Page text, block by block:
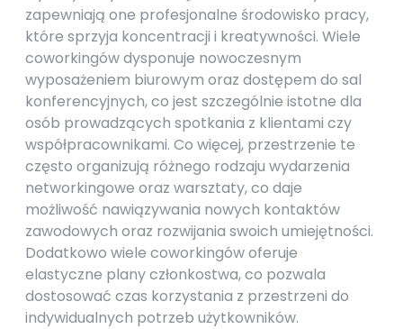
zapewniają one profesjonalne środowisko pracy,
które sprzyja koncentracji i kreatywności. Wiele
coworkingów dysponuje nowoczesnym
wyposażeniem biurowym oraz dostępem do sal
konferencyjnych, co jest szczególnie istotne dla
osób prowadzących spotkania z klientami czy
współpracownikami. Co więcej, przestrzenie te
często organizują różnego rodzaju wydarzenia
networkingowe oraz warsztaty, co daje
możliwość nawiązywania nowych kontaktów
zawodowych oraz rozwijania swoich umiejętności.
Dodatkowo wiele coworkingów oferuje
elastyczne plany członkostwa, co pozwala
dostosować czas korzystania z przestrzeni do
indywidualnych potrzeb użytkowników.